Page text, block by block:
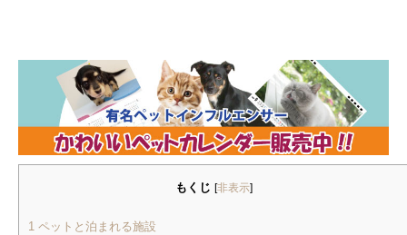
もくじ [非表示]
1 ペットと泊まれる施設